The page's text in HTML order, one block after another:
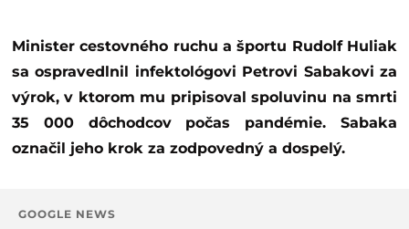
Minister cestovného ruchu a športu Rudolf Huliak
sa ospravedlnil infektológovi Petrovi Sabakovi za
výrok, v ktorom mu pripisoval spoluvinu na smrti
35 000 dôchodcov počas pandémie. Sabaka
označil jeho krok za zodpovedný a dospelý.
GOOGLE NEWS